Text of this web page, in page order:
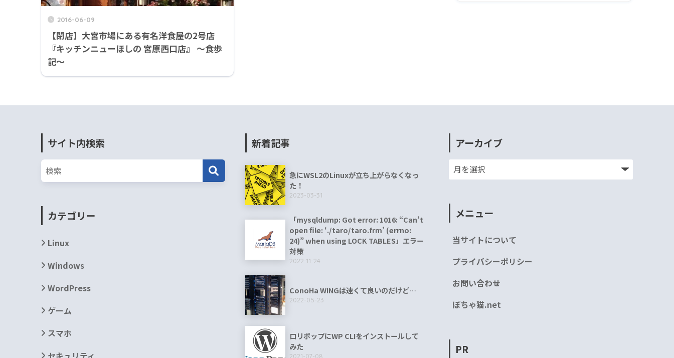
2016-06-09
【閉店】大宮市場にある有名洋食屋の2号店
『キッチンニューほしの 宮原西口店』 ～食歩
記～
サイト内検索
カテゴリー
Linux
Windows
WordPress
ゲーム
スマホ
新着記事
急にWSL2のLinuxが立ち上がらなくなっ
た！
2023-03-31
「mysqldump: Got error: 1016: “Can’t
open file: ‘./taro/taro.frm’ (errno:
24)” when using LOCK TABLES」エラー
対策
2022-11-24
ConoHa WINGは速くて良いのだけど…
2022-05-23
ロリポップにWP CLIをインストールして
みた
2021-07-08
アーカイブ
メニュー
当サイトについて
プライバシーポリシー
お問い合わせ
ぽちゃ猫.net
PR